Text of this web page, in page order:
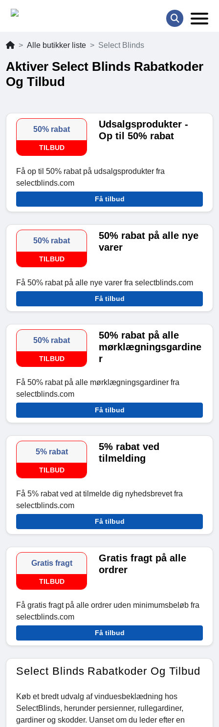
Alle butikker liste Select Blinds
Aktiver Select Blinds Rabatkoder
Og Tilbud
50% rabat
TILBUD
Udsalgsprodukter -
Op til 50% rabat
Få op til 50% rabat på udsalgsprodukter fra
selectblinds.com
Få tilbud
50% rabat
TILBUD
50% rabat på alle nye
varer
Få 50% rabat på alle nye varer fra selectblinds.com
Få tilbud
50% rabat
TILBUD
50% rabat på alle
mørklægningsgardine
r
Få 50% rabat på alle mørklægningsgardiner fra
selectblinds.com
Få tilbud
5% rabat
TILBUD
5% rabat ved
tilmelding
Få 5% rabat ved at tilmelde dig nyhedsbrevet fra
selectblinds.com
Få tilbud
Gratis fragt
TILBUD
Gratis fragt på alle
ordrer
Få gratis fragt på alle ordrer uden minimumsbeløb fra
selectblinds.com
Få tilbud
Select Blinds Rabatkoder Og Tilbud
Køb et bredt udvalg af vinduesbeklædning hos
SelectBlinds, herunder persienner, rullegardiner,
gardiner og skodder. Uanset om du leder efter en